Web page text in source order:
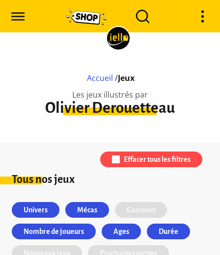
Accueil /Jeux
Les jeux illustrés par
Olivier Derouetteau
Tous nos jeux
Effacer tous les filtres
Univers Mécas Gammes
Nombre de joueurs Ages Durée
Nouveaux jeux Prochaines sorties